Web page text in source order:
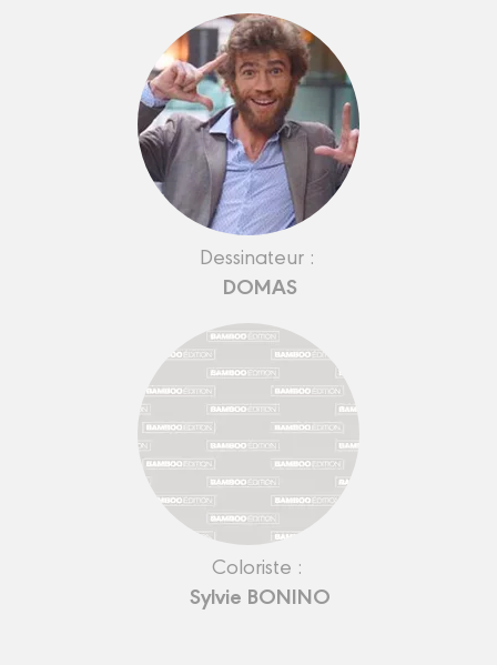
Dessinateur :
DOMAS
Coloriste :
Sylvie BONINO